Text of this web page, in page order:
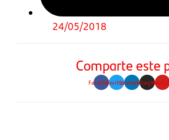
24/05/2018
Comparte este
FacebookTwitterLinkedinInstagram